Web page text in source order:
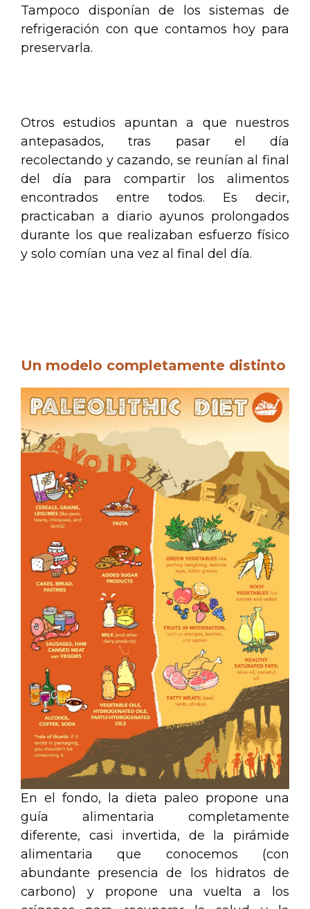
Tampoco disponían de los sistemas de
refrigeración con que contamos hoy para
preservarla.
Otros estudios apuntan a que nuestros
antepasados, tras pasar el día
recolectando y cazando, se reunían al final
del día para compartir los alimentos
encontrados entre todos. Es decir,
practicaban a diario ayunos prolongados
durante los que realizaban esfuerzo físico
y solo comían una vez al final del día.
Un modelo completamente distinto
En el fondo, la dieta paleo propone una
guía alimentaria completamente
diferente, casi invertida, de la pirámide
alimentaria que conocemos (con
abundante presencia de los hidratos de
carbono) y propone una vuelta a los